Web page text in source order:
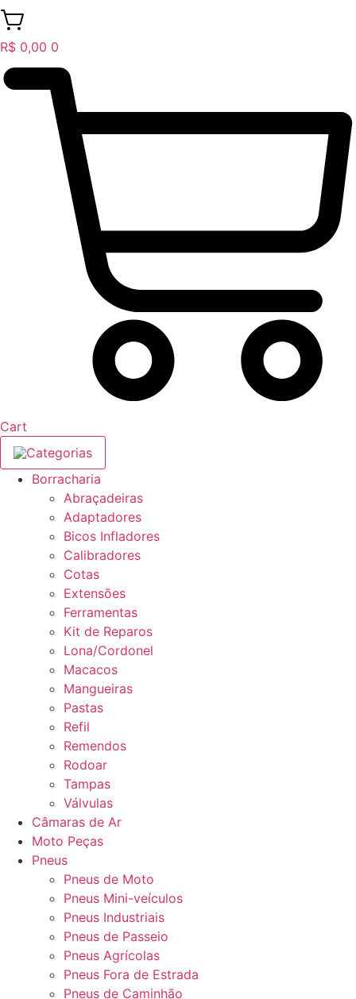
R$ 0,00 0
Cart
Categorias
Borracharia
Abraçadeiras
Adaptadores
Bicos Infladores
Calibradores
Cotas
Extensões
Ferramentas
Kit de Reparos
Lona/Cordonel
Macacos
Mangueiras
Pastas
Refil
Remendos
Rodoar
Tampas
Válvulas
Câmaras de Ar
Moto Peças
Pneus
Pneus de Moto
Pneus Mini-veículos
Pneus Industriais
Pneus de Passeio
Pneus Agrícolas
Pneus Fora de Estrada
Pneus de Caminhão